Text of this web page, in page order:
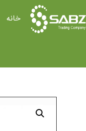
خانه